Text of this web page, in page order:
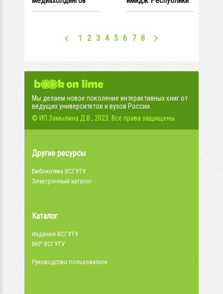
Республики Бурятия
Бурятия в...
1 2 3 4 5 6 7 8
Мы делаем новое поколение интерактивных книг от
ведущих университетов и вузов России.
© ИП Замылина Д.В., 2023. Все права защищены.
Другие ресурсы
Библиотека ВСГУТУ
Электронный каталог
Каталог
Издания ВСГУТУ
ВКР ВСГУТУ
Руководство пользователя